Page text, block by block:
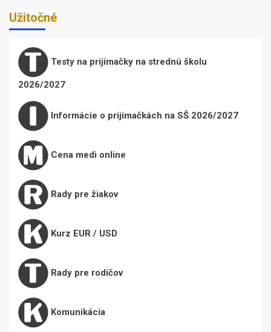
Užitočné
Testy na prijímačky na strednú školu
2026/2027
Informácie o prijímačkách na SŠ 2026/2027
Cena medi online
Rady pre žiakov
Kurz EUR / USD
Rady pre rodičov
Komunikácia